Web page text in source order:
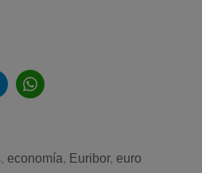
Telegram
, economí­a, Euribor, euro